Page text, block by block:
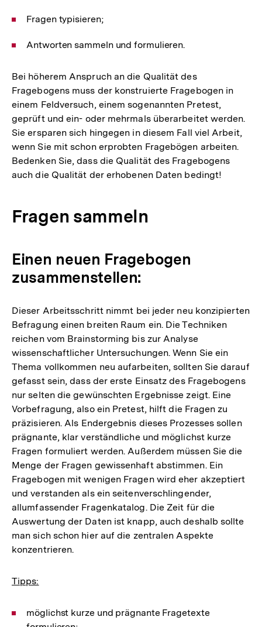
Fragen typisieren;
Antworten sammeln und formulieren.
Bei höherem Anspruch an die Qualität des
Fragebogens muss der konstruierte Fragebogen in
einem Feldversuch, einem sogenannten Pretest,
geprüft und ein- oder mehrmals überarbeitet werden.
Sie ersparen sich hingegen in diesem Fall viel Arbeit,
wenn Sie mit schon erprobten Fragebögen arbeiten.
Bedenken Sie, dass die Qualität des Fragebogens
auch die Qualität der erhobenen Daten bedingt!
Fragen sammeln
Einen neuen Fragebogen
zusammenstellen:
Dieser Arbeitsschritt nimmt bei jeder neu konzipierten
Befragung einen breiten Raum ein. Die Techniken
reichen vom Brainstorming bis zur Analyse
wissenschaftlicher Untersuchungen. Wenn Sie ein
Thema vollkommen neu aufarbeiten, sollten Sie darauf
gefasst sein, dass der erste Einsatz des Fragebogens
nur selten die gewünschten Ergebnisse zeigt. Eine
Vorbefragung, also ein Pretest, hilft die Fragen zu
präzisieren. Als Endergebnis dieses Prozesses sollen
prägnante, klar verständliche und möglichst kurze
Fragen formuliert werden. Außerdem müssen Sie die
Menge der Fragen gewissenhaft abstimmen. Ein
Fragebogen mit wenigen Fragen wird eher akzeptiert
und verstanden als ein seitenverschlingender,
allumfassender Fragenkatalog. Die Zeit für die
Auswertung der Daten ist knapp, auch deshalb sollte
man sich schon hier auf die zentralen Aspekte
konzentrieren.
Tipps:
möglichst kurze und prägnante Fragetexte